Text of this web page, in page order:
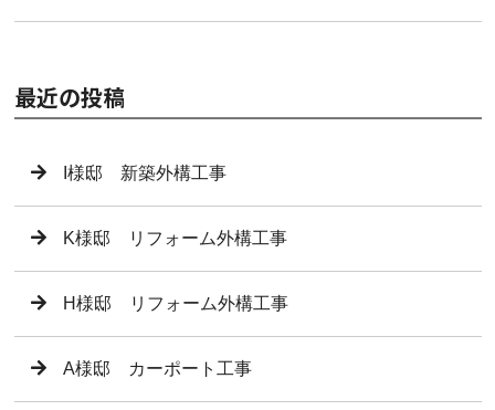
最近の投稿
I様邸 新築外構工事
K様邸 リフォーム外構工事
H様邸 リフォーム外構工事
A様邸 カーポート工事